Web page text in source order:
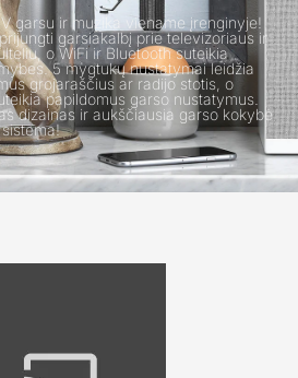
garsu ir muzika viename įrenginyje!
garsiakalbį prie televizoriaus ir
o WiFi ir Bluetooth suteikia
5 mygtukų nustatymai leidžia
grojaraščius ar radijo stotis, o
papildomus garso nustatymus.
dizainas ir aukščiausia garso kokybė